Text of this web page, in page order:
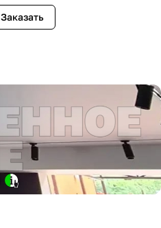
Заказать